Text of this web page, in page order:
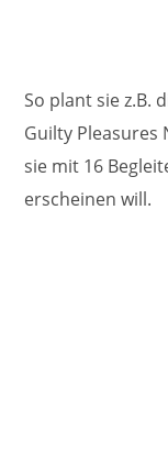
So plant sie z.B.
Guilty Pleasures
sie mit 16
erscheinen will.